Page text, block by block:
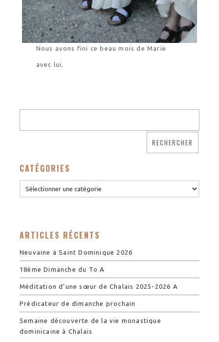
Nous avons fini ce beau mois de Marie
avec lui.
CATÉGORIES
ARTICLES RÉCENTS
Neuvaine à Saint Dominique 2026
18ème Dimanche du To A
Méditation d’une sœur de Chalais 2025-2026 A
Prédicateur de dimanche prochain
Semaine découverte de la vie monastique
dominicaine à Chalais